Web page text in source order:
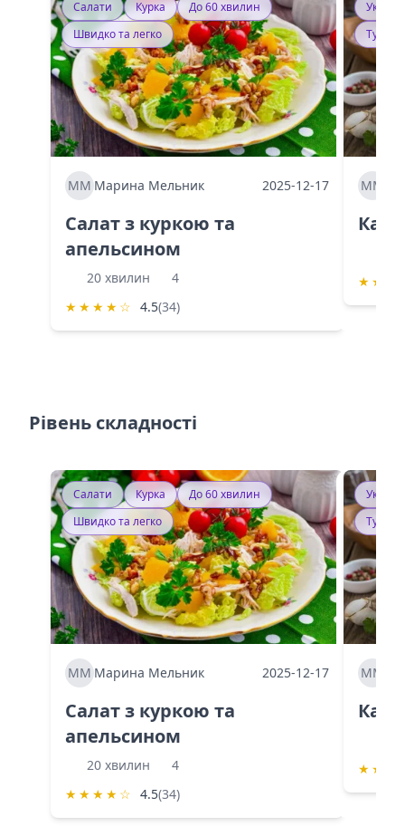
Салати Курка
До 60 хвилин
Швидко та легко
ММ Марина Мельник 2025-12-17
Салат з куркою та
апельсином
20 хвилин
4
★ ★ ★ ★ ☆ 4.5(34)
ММ
★ ★
Рівень складності
Салати Курка
До 60 хвилин
Швидко та легко
ММ Марина Мельник 2025-12-17
Салат з куркою та
апельсином
20 хвилин
4
★ ★ ★ ★ ☆ 4.5(34)
ММ
★ ★